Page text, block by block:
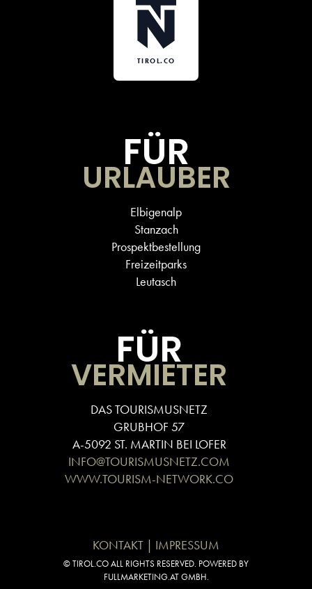
TIROL.CO
FÜR
URLAUBER
Elbigenalp
Stanzach
Prospektbestellung
Freizeitparks
Leutasch
FÜR
VERMIETER
DAS TOURISMUSNETZ
GRUBHOF 57
A-5092 ST. MARTIN BEI LOFER
INFO@TOURISMUSNETZ.COM
WWW.TOURISM-NETWORK.CO
KONTAKT | IMPRESSUM
© TIROL.CO ALL RIGHTS RESERVED. POWERED BY
FULLMARKETING.AT GMBH.